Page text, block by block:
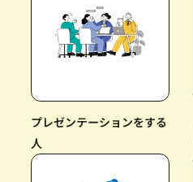
プレゼンテーションをする
人